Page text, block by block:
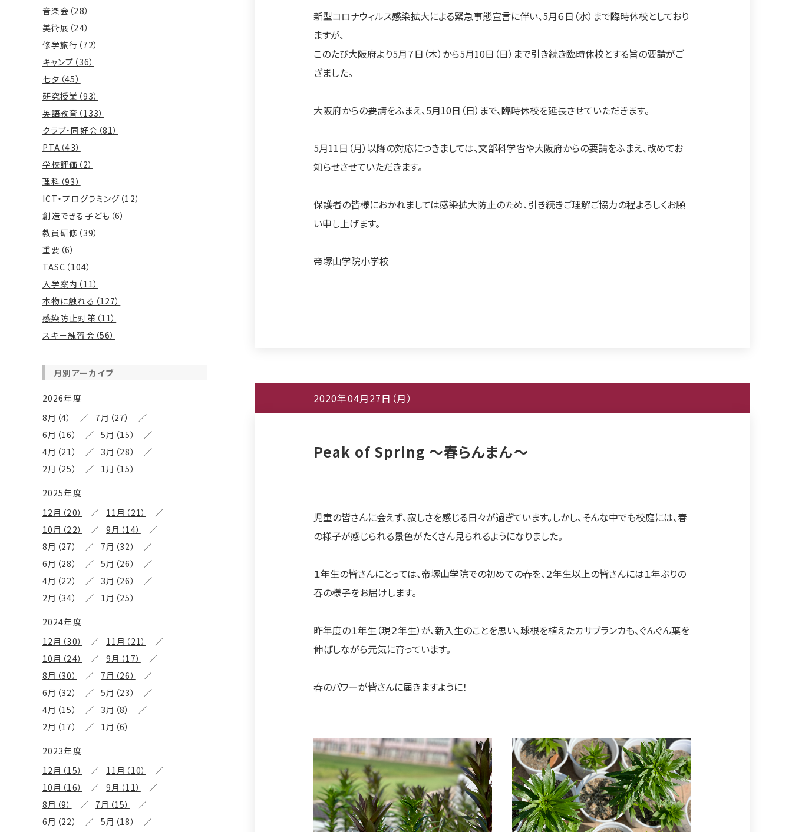
新型コロナウィルス感染拡大による緊急事態宣言に伴い、5月６日（水）まで臨時休校としており
ますが、
このたび大阪府より5月７日（木）から5月10日（日）まで引き続き臨時休校とする旨の要請がご
ざました。
大阪府からの要請をふまえ、5月10日（日）まで、臨時休校を延長させていただきます。
5月11日（月）以降の対応につきましては、文部科学省や大阪府からの要請をふまえ、改めてお
知らせさせていただきます。
保護者の皆様におかれましては感染拡大防止のため、引き続きご理解ご協力の程よろしくお願
い申し上げます。
帝塚山学院小学校
2020年04月27日（月）
Peak of Spring 〜春らんまん〜
児童の皆さんに会えず、寂しさを感じる日々が過ぎています。しかし、そんな中でも校庭には、春
の様子が感じられる景色がたくさん見られるようになりました。
１年生の皆さんにとっては、帝塚山学院での初めての春を、２年生以上の皆さんには１年ぶりの
春の様子をお届けします。
昨年度の１年生（現２年生）が、新入生のことを思い、球根を植えたカサブランカも、ぐんぐん葉を
伸ばしながら元気に育っています。
春のパワーが皆さんに届きますように！
音楽会（28）
美術展（24）
修学旅行（72）
キャンプ（36）
七夕（45）
研究授業（93）
英語教育（133）
クラブ・同好会（81）
PTA（43）
学校評価（2）
理科（93）
ICT・プログラミング（12）
創造できる子ども（6）
教員研修（39）
重要（6）
TASC（104）
入学案内（11）
本物に触れる（127）
感染防止対策（11）
スキー練習会（56）
月別アーカイブ
2026年度
8月（4）
7月（27）
6月（16）
5月（15）
4月（21）
3月（28）
2月（25）
1月（15）
2025年度
12月（20）
11月（21）
10月（22）
9月（14）
8月（27）
7月（32）
6月（28）
5月（26）
4月（22）
3月（26）
2月（34）
1月（25）
2024年度
12月（30）
11月（21）
10月（24）
9月（17）
8月（30）
7月（26）
6月（32）
5月（23）
4月（15）
3月（8）
2月（17）
1月（6）
2023年度
12月（15）
11月（10）
10月（16）
9月（11）
8月（9）
7月（15）
6月（22）
5月（18）